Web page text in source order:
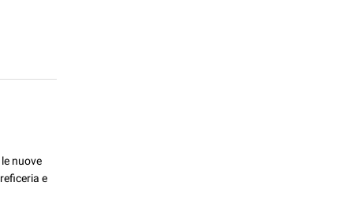
nuove
e